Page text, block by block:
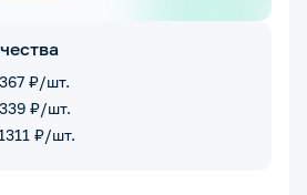
₽/шт.
₽/шт.
₽/шт.